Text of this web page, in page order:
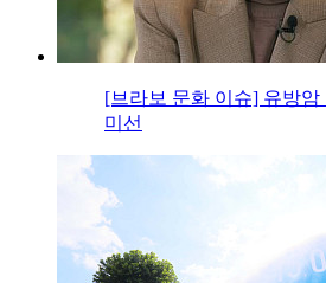
[브라보 문화 이슈] 유방
미선